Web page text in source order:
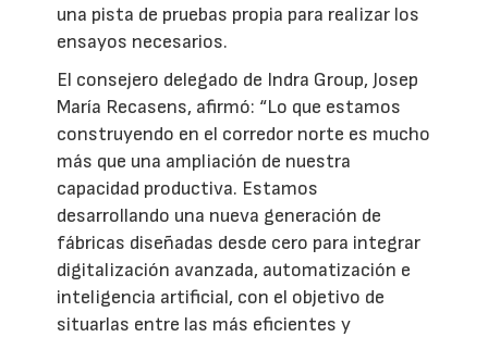
una pista de pruebas propia para realizar los
ensayos necesarios.
El consejero delegado de Indra Group, Josep
María Recasens, afirmó: “Lo que estamos
construyendo en el corredor norte es mucho
más que una ampliación de nuestra
capacidad productiva. Estamos
desarrollando una nueva generación de
fábricas diseñadas desde cero para integrar
digitalización avanzada, automatización e
inteligencia artificial, con el objetivo de
situarlas entre las más eficientes y